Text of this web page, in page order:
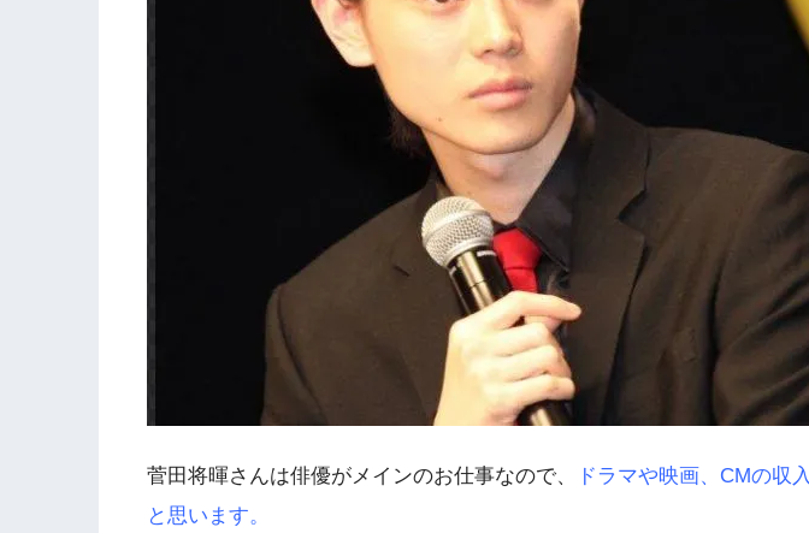
菅田将暉さんは俳優がメインのお仕事なので、
ドラマや映画、CMの収
と思います。